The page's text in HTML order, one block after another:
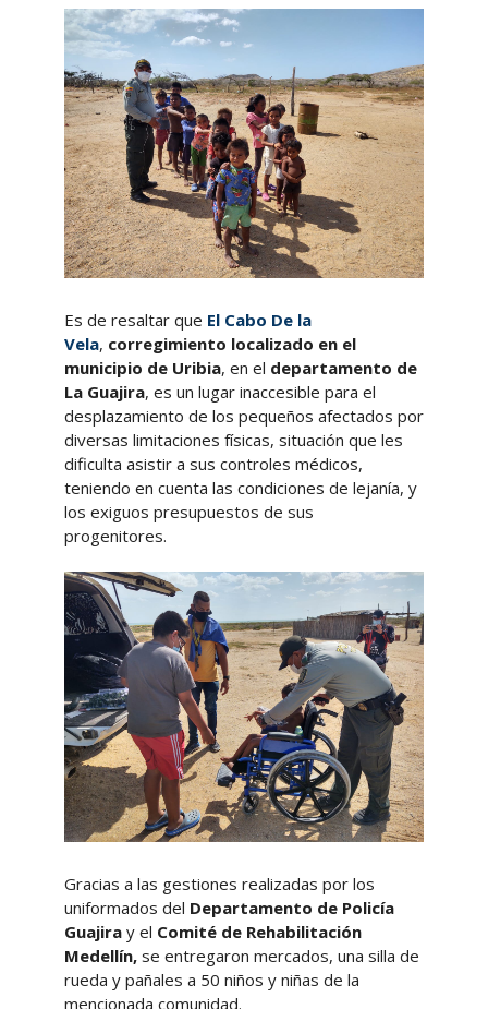
Es de resaltar que El Cabo De la
Vela, corregimiento localizado en el
municipio de Uribia, en el departamento de
La Guajira, es un lugar inaccesible para el
desplazamiento de los pequeños afectados por
diversas limitaciones físicas, situación que les
dificulta asistir a sus controles médicos,
teniendo en cuenta las condiciones de lejanía, y
los exiguos presupuestos de sus
progenitores.
Gracias a las gestiones realizadas por los
uniformados del Departamento de Policía
Guajiray el Comité de Rehabilitación
Medellín, se entregaron mercados, una silla de
rueda y pañales a 50 niños y niñas de la
mencionada comunidad.